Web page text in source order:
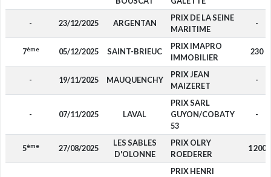
- 23/12/2025 ARGENTAN
PRIX DE LA SEINE
MARITIME
-
7ème 05/12/2025 SAINT-BRIEUC
PRIX IMAPRO
IMMOBILIER
230
- 19/11/2025 MAUQUENCHY
PRIX JEAN
MAIZERET
-
- 07/11/2025 LAVAL
PRIX SARL
GUYON/COBATY
53
-
5ème 27/08/2025
LES SABLES
D'OLONNE
PRIX OLRY
ROEDERER
1 200
PRIX HENRI